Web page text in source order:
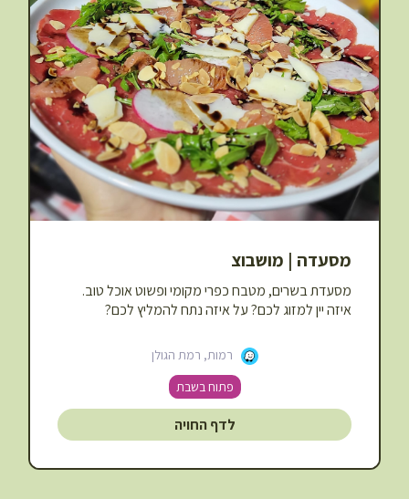
מסעדה | מושבוצ
מסעדת בשרים, מטבח כפרי מקומי ופשוט אוכל טוב.
איזה יין למזוג לכם? על איזה נתח להמליץ לכם?
רמות, רמת הגולן
פתוח בשבת
לדף החויה